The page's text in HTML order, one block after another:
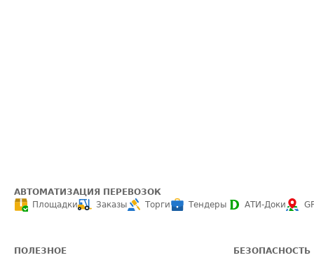
АВТОМАТИЗАЦИЯ ПЕРЕВОЗОК
Площадки
Заказы Торги Тендеры АТИ-Доки
ПОЛЕЗНОЕ БЕЗОПАСНОСТЬ